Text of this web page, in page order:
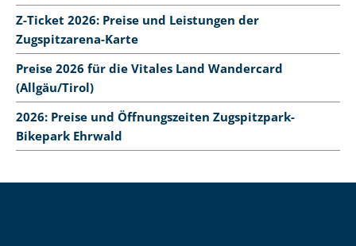
Z-Ticket 2026: Preise und Leistungen der
Zugspitzarena-Karte
Preise 2026 für die Vitales Land Wandercard
(Allgäu/Tirol)
2026: Preise und Öffnungszeiten Zugspitzpark-
Bikepark Ehrwald